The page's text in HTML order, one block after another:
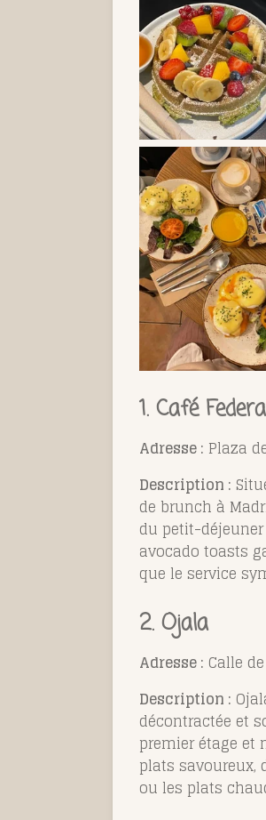
1. Café
Adresse : Plaza
Description :
de brunch à
du petit-
avocado toasts
que le service
2. Ojala
Adresse : Calle
Description :
décontractée et
premier étage et
plats savoureux,
ou les plats